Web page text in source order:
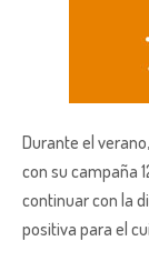
Durante el
con su campaña
continuar con la
positiva para el